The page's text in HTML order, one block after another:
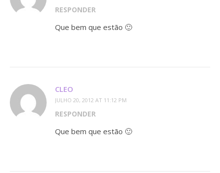
RESPONDER
Que bem que estão 🙂
CLEO
JULHO 20, 2012 AT 11:12 PM
RESPONDER
Que bem que estão 🙂